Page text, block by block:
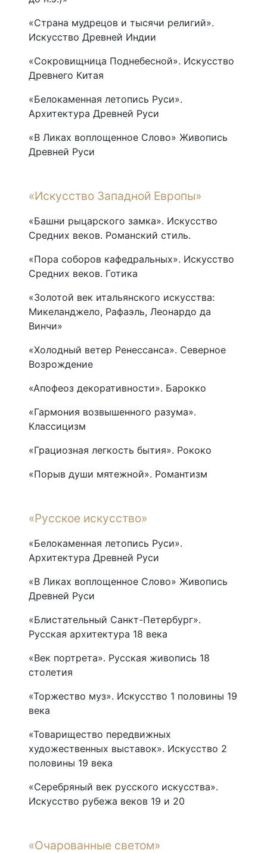
«Страна мудрецов и тысячи религий».
Искусство Древней Индии
«Сокровищница Поднебесной». Искусство
Древнего Китая
«Белокаменная летопись Руси».
Архитектура Древней Руси
«В Ликах воплощенное Слово» Живопись
Древней Руси
«Искусство Западной Европы»
«Башни рыцарского замка». Искусство
Средних веков. Романский стиль.
«Пора соборов кафедральных». Искусство
Средних веков. Готика
«Золотой век итальянского искусства:
Микеланджело, Рафаэль, Леонардо да
Винчи»
«Холодный ветер Ренессанса». Северное
Возрождение
«Апофеоз декоративности». Барокко
«Гармония возвышенного разума».
Классицизм
«Грациозная легкость бытия». Рококо
«Порыв души мятежной». Романтизм
«Русское искусство»
«Белокаменная летопись Руси».
Архитектура Древней Руси
«В Ликах воплощенное Слово» Живопись
Древней Руси
«Блистательный Санкт-Петербург».
Русская архитектура 18 века
«Век портрета». Русская живопись 18
столетия
«Торжество муз». Искусство 1 половины 19
века
«Товарищество передвижных
художественных выставок». Искусство 2
половины 19 века
«Серебряный век русского искусства».
Искусство рубежа веков 19 и 20
«Очарованные светом»